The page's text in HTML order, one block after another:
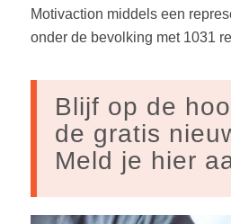
Motivaction middels een
onder de bevolking met 1031
Blijf op de
de gratis
Meld je hier